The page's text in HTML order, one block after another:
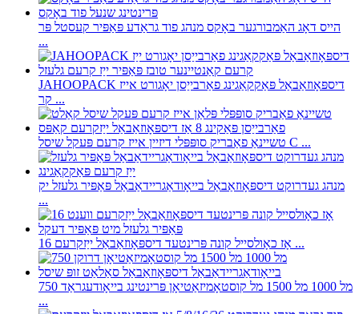
הייס דאָג האַמבורגער באָקס מנהג פוד גראַדע פּאַפּיר קעסטל פּר
...
JAHOOPACK דיספּאָוזאַבאַל פּאַקקאַגינג פאַרבייַסן יאָגורט אייז
קר ...
טשיינאַ פאַבריק סופּפּלי דיזיין אייז קרעם פּעקל שיסל C ...
מנהג געדרוקט דיספּאָוזאַבאַל בייאָודאַגריידאַבאַל פּאַפּיר גלעזל יק
...
16 אָז כאָולסייל קונה פּרינטעד דיספּאָוזאַבאַל ייַזקרעם ...
750 מל 1000 מל 1500 מל קוסטאָמיזאַטיאָן פּרינטינג בייאָודעגראַד
...